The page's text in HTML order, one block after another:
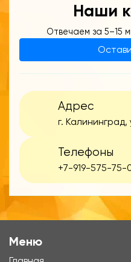
Наши
Отвечаем за 5–15
Адрес
г. Калининград,
Телефоны
+7-919-575-75-
Меню